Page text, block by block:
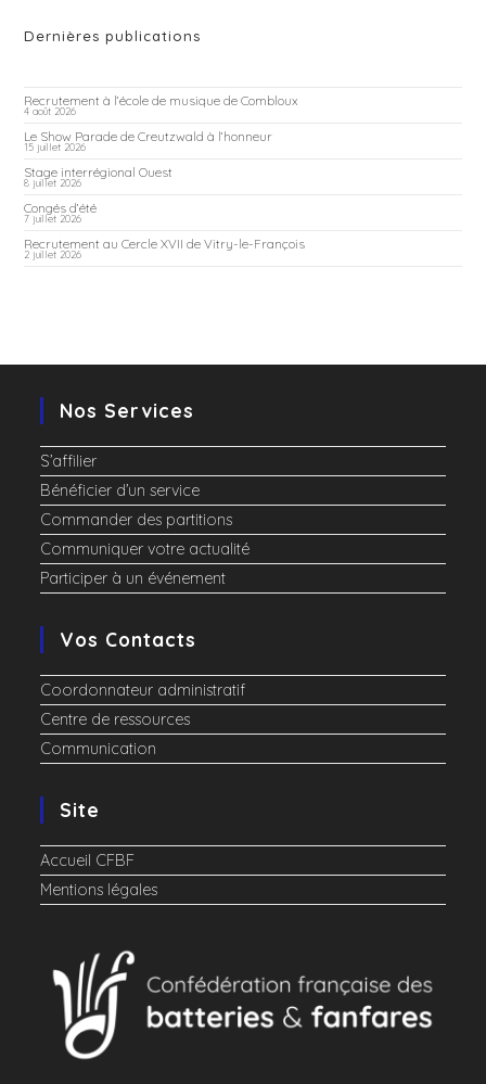
Dernières publications
Recrutement à l’école de musique de Combloux
4 août 2026
Le Show Parade de Creutzwald à l’honneur
15 juillet 2026
Stage interrégional Ouest
8 juillet 2026
Congés d’été
7 juillet 2026
Recrutement au Cercle XVII de Vitry-le-François
2 juillet 2026
Nos Services
S’affilier
Bénéficier d’un service
Commander des partitions
Communiquer votre actualité
Participer à un événement
Vos Contacts
Coordonnateur administratif
Centre de ressources
Communication
Site
Accueil CFBF
Mentions légales